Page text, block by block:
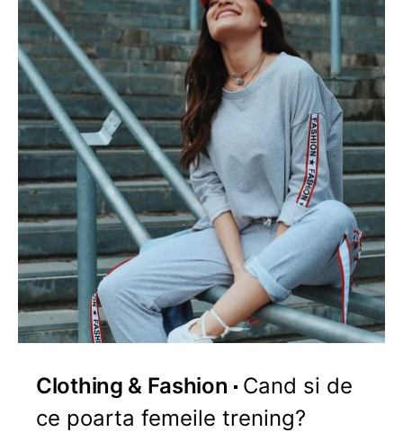
Clothing & Fashion
Cand si de
ce poarta femeile trening?